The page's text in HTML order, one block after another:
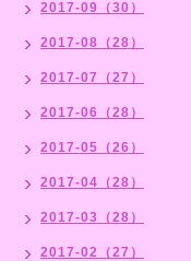
2017-09（30）
2017-08（28）
2017-07（27）
2017-06（28）
2017-05（26）
2017-04（28）
2017-03（28）
2017-02（27）